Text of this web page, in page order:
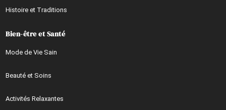
Histoire et Traditions
Bien-être et Santé
Mode de Vie Sain
Beauté et Soins
Activités Relaxantes